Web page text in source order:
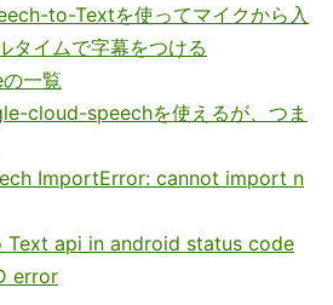
to-Textを使ってマイクから入
タイムで字幕をつける
一覧
cloud-speechを使えるが、つま
ImportError: cannot import n
Text api in android status code
error